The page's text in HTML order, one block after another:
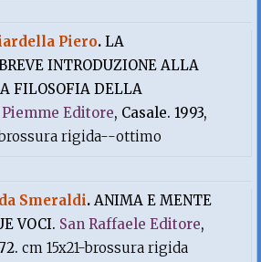
Piero.LA
INTRODUZIONE ALLA
FILOSOFIA DELLA
Piemme Editore, Casale. 1993,
brossura rigida--ottimo
Smeraldi.ANIMA E MENTE
VOCI. San Raffaele Editore,
cm 15x21-brossura rigida